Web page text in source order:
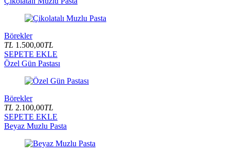
Börekler
TL 1.500,00TL
SEPETE EKLE
Özel Gün Pastası
Börekler
TL 2.100,00TL
SEPETE EKLE
Beyaz Muzlu Pasta